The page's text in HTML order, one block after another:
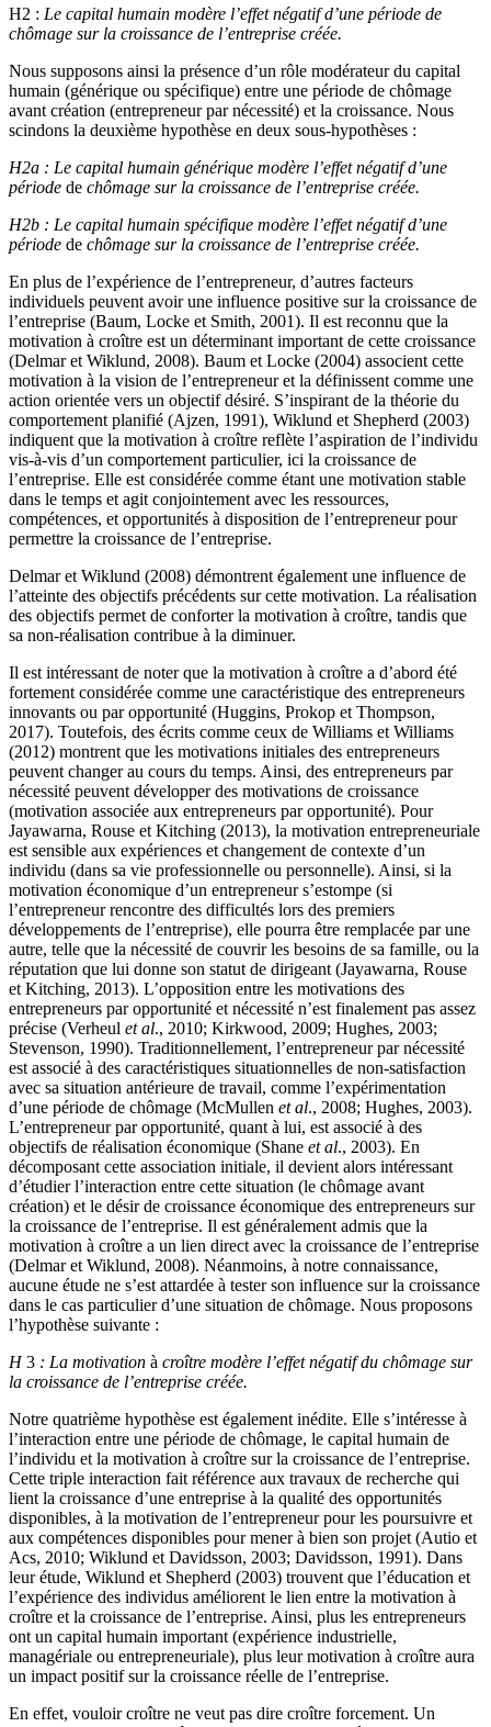
H2 : Le capital humain modère l’effet négatif d’une période de
chômage sur la croissance de l’entreprise créée.
Nous supposons ainsi la présence d’un rôle modérateur du capital
humain (générique ou spécifique) entre une période de chômage
avant création (entrepreneur par nécessité) et la croissance. Nous
scindons la deuxième hypothèse en deux sous-hypothèses :
H2a : Le capital humain générique modère l’effet négatif d’une
période de chômage sur la croissance de l’entreprise créée.
H2b : Le capital humain spécifique modère l’effet négatif d’une
période de chômage sur la croissance de l’entreprise créée.
En plus de l’expérience de l’entrepreneur, d’autres facteurs
individuels peuvent avoir une influence positive sur la croissance de
l’entreprise (Baum, Locke et Smith, 2001). Il est reconnu que la
motivation à croître est un déterminant important de cette croissance
(Delmar et Wiklund, 2008). Baum et Locke (2004) associent cette
motivation à la vision de l’entrepreneur et la définissent comme une
action orientée vers un objectif désiré. S’inspirant de la théorie du
comportement planifié (Ajzen, 1991), Wiklund et Shepherd (2003)
indiquent que la motivation à croître reflète l’aspiration de l’individu
vis-à-vis d’un comportement particulier, ici la croissance de
l’entreprise. Elle est considérée comme étant une motivation stable
dans le temps et agit conjointement avec les ressources,
compétences, et opportunités à disposition de l’entrepreneur pour
permettre la croissance de l’entreprise.
Delmar et Wiklund (2008) démontrent également une influence de
l’atteinte des objectifs précédents sur cette motivation. La réalisation
des objectifs permet de conforter la motivation à croître, tandis que
sa non-réalisation contribue à la diminuer.
Il est intéressant de noter que la motivation à croître a d’abord été
fortement considérée comme une caractéristique des entrepreneurs
innovants ou par opportunité (Huggins, Prokop et Thompson,
2017). Toutefois, des écrits comme ceux de Williams et Williams
(2012) montrent que les motivations initiales des entrepreneurs
peuvent changer au cours du temps. Ainsi, des entrepreneurs par
nécessité peuvent développer des motivations de croissance
(motivation associée aux entrepreneurs par opportunité). Pour
Jayawarna, Rouse et Kitching (2013), la motivation entrepreneuriale
est sensible aux expériences et changement de contexte d’un
individu (dans sa vie professionnelle ou personnelle). Ainsi, si la
motivation économique d’un entrepreneur s’estompe (si
l’entrepreneur rencontre des difficultés lors des premiers
développements de l’entreprise), elle pourra être remplacée par une
autre, telle que la nécessité de couvrir les besoins de sa famille, ou la
réputation que lui donne son statut de dirigeant (Jayawarna, Rouse
et Kitching, 2013). L’opposition entre les motivations des
entrepreneurs par opportunité et nécessité n’est finalement pas assez
précise (Verheul et al., 2010; Kirkwood, 2009; Hughes, 2003;
Stevenson, 1990). Traditionnellement, l’entrepreneur par nécessité
est associé à des caractéristiques situationnelles de non-satisfaction
avec sa situation antérieure de travail, comme l’expérimentation
d’une période de chômage (McMullen et al., 2008; Hughes, 2003).
L’entrepreneur par opportunité, quant à lui, est associé à des
objectifs de réalisation économique (Shane et al., 2003). En
décomposant cette association initiale, il devient alors intéressant
d’étudier l’interaction entre cette situation (le chômage avant
création) et le désir de croissance économique des entrepreneurs sur
la croissance de l’entreprise. Il est généralement admis que la
motivation à croître a un lien direct avec la croissance de l’entreprise
(Delmar et Wiklund, 2008). Néanmoins, à notre connaissance,
aucune étude ne s’est attardée à tester son influence sur la croissance
dans le cas particulier d’une situation de chômage. Nous proposons
l’hypothèse suivante :
H3 : La motivation à croître modère l’effet négatif du chômage sur
la croissance de l’entreprise créée.
Notre quatrième hypothèse est également inédite. Elle s’intéresse à
l’interaction entre une période de chômage, le capital humain de
l’individu et la motivation à croître sur la croissance de l’entreprise.
Cette triple interaction fait référence aux travaux de recherche qui
lient la croissance d’une entreprise à la qualité des opportunités
disponibles, à la motivation de l’entrepreneur pour les poursuivre et
aux compétences disponibles pour mener à bien son projet (Autio et
Acs, 2010; Wiklund et Davidsson, 2003; Davidsson, 1991). Dans
leur étude, Wiklund et Shepherd (2003) trouvent que l’éducation et
l’expérience des individus améliorent le lien entre la motivation à
croître et la croissance de l’entreprise. Ainsi, plus les entrepreneurs
ont un capital humain important (expérience industrielle,
managériale ou entrepreneuriale), plus leur motivation à croître aura
un impact positif sur la croissance réelle de l’entreprise.
En effet, vouloir croître ne veut pas dire croître forcement. Un